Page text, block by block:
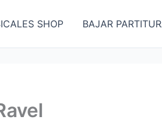
SHOP BAJAR